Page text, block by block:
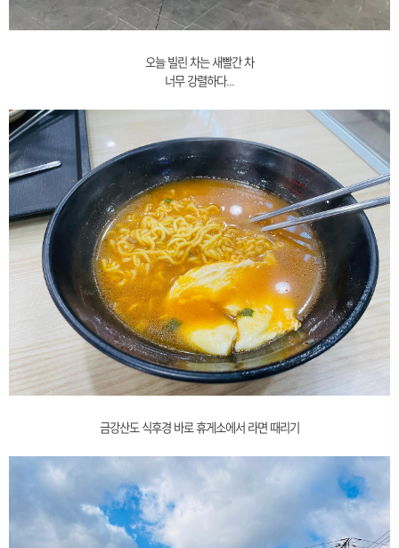
오늘 빌린 차는 새빨간 차
너무 강렬하다...
금강산도 식후경 바로 휴게소에서 라면 때리기